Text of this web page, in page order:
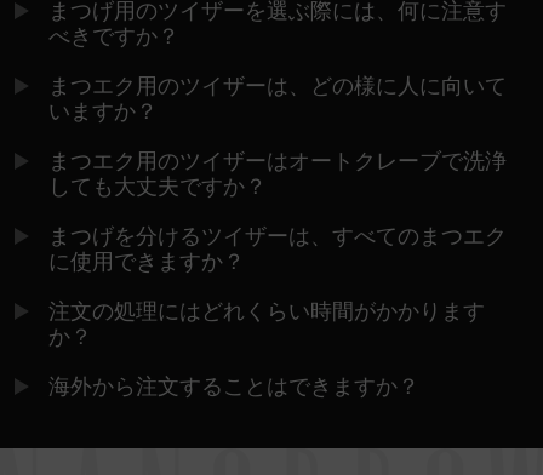
まつげ用のツイザーを選ぶ際には、何に注意す
べきですか？
まつエク用のツイザーは、どの様に人に向いて
いますか？
まつエク用のツイザーはオートクレーブで洗浄
しても大丈夫ですか？
まつげを分けるツイザーは、すべてのまつエク
に使用できますか？
注文の処理にはどれくらい時間がかかります
か？
海外から注文することはできますか？